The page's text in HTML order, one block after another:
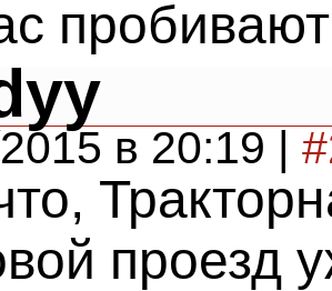
пробивают
в 20:19 |
проезд